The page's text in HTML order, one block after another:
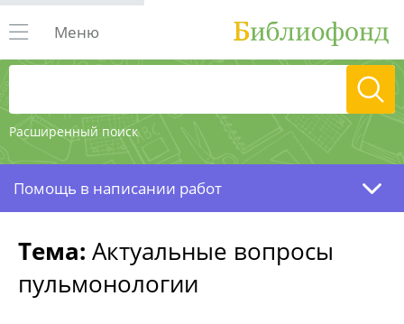
Расширенный поиск
Меню
Помощь в написании работ
Тема: Актуальные вопросы
пульмонологии